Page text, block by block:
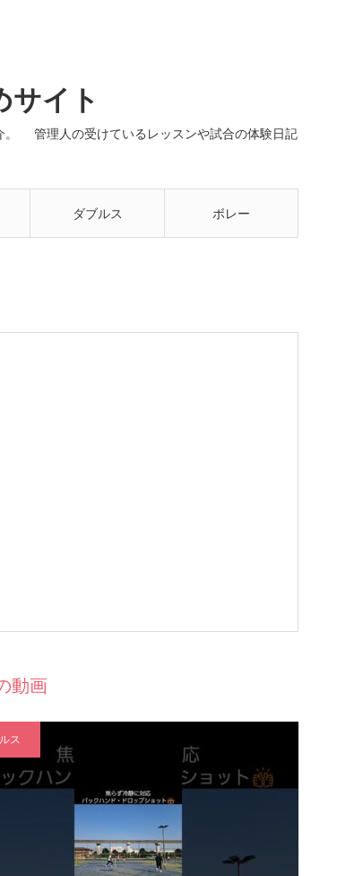
イト
。 管理人の受けているレッスンや試合の体験日記
ダブルス ボレー
動画
ス